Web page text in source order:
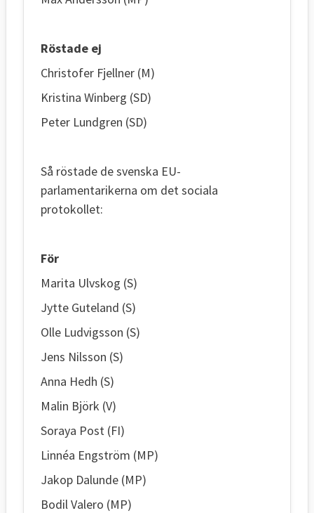
Röstade ej
Christofer Fjellner (M)
Kristina Winberg (SD)
Peter Lundgren (SD)
Så röstade de svenska EU-
parlamentarikerna om det sociala
protokollet:
För
Marita Ulvskog (S)
Jytte Guteland (S)
Olle Ludvigsson (S)
Jens Nilsson (S)
Anna Hedh (S)
Malin Björk (V)
Soraya Post (FI)
Linnéa Engström (MP)
Jakop Dalunde (MP)
Bodil Valero (MP)